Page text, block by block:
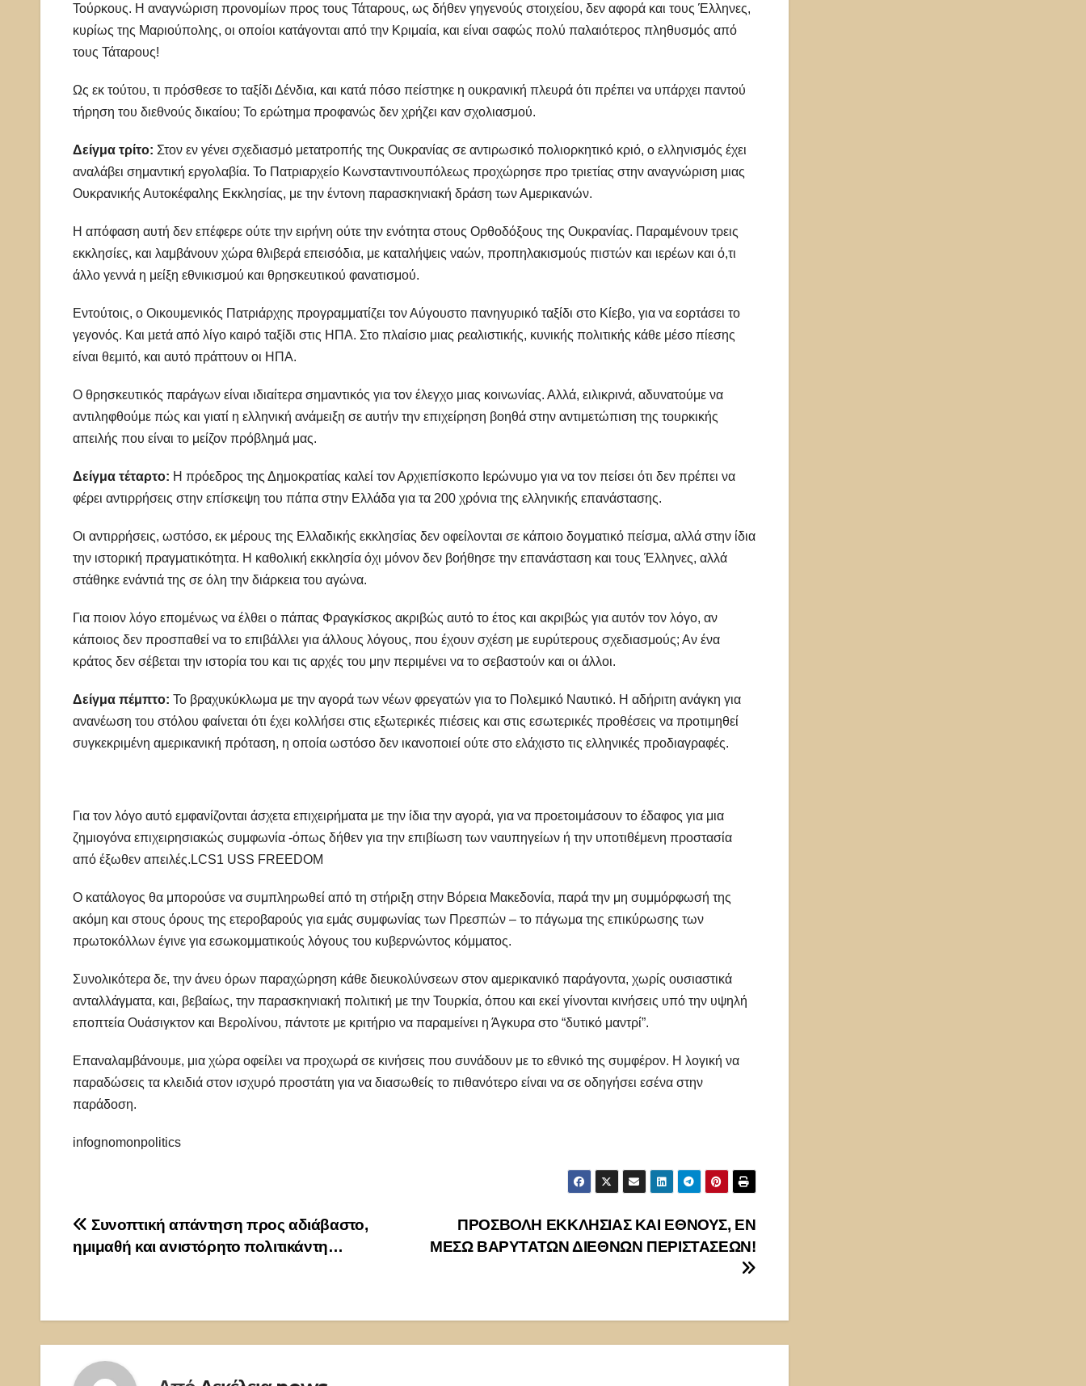
Τούρκους. Η αναγνώριση προνομίων προς τους Τάταρους, ως δήθεν γηγενούς στοιχείου, δεν αφορά και τους Έλληνες,
κυρίως της Μαριούπολης, οι οποίοι κατάγονται από την Κριμαία, και είναι σαφώς πολύ παλαιότερος πληθυσμός από
τους Τάταρους!
Ως εκ τούτου, τι πρόσθεσε το ταξίδι Δένδια, και κατά πόσο πείστηκε η ουκρανική πλευρά ότι πρέπει να υπάρχει παντού
τήρηση του διεθνούς δικαίου; Το ερώτημα προφανώς δεν χρήζει καν σχολιασμού.
Δείγμα τρίτο: Στον εν γένει σχεδιασμό μετατροπής της Ουκρανίας σε αντιρωσικό πολιορκητικό κριό, ο ελληνισμός έχει
αναλάβει σημαντική εργολαβία. Το Πατριαρχείο Κωνσταντινουπόλεως προχώρησε προ τριετίας στην αναγνώριση μιας
Ουκρανικής Αυτοκέφαλης Εκκλησίας, με την έντονη παρασκηνιακή δράση των Αμερικανών.
Η απόφαση αυτή δεν επέφερε ούτε την ειρήνη ούτε την ενότητα στους Ορθοδόξους της Ουκρανίας. Παραμένουν τρεις
εκκλησίες, και λαμβάνουν χώρα θλιβερά επεισόδια, με καταλήψεις ναών, προπηλακισμούς πιστών και ιερέων και ό,τι
άλλο γεννά η μείξη εθνικισμού και θρησκευτικού φανατισμού.
Εντούτοις, ο Οικουμενικός Πατριάρχης προγραμματίζει τον Αύγουστο πανηγυρικό ταξίδι στο Κίεβο, για να εορτάσει το
γεγονός. Και μετά από λίγο καιρό ταξίδι στις ΗΠΑ. Στο πλαίσιο μιας ρεαλιστικής, κυνικής πολιτικής κάθε μέσο πίεσης
είναι θεμιτό, και αυτό πράττουν οι ΗΠΑ.
Ο θρησκευτικός παράγων είναι ιδιαίτερα σημαντικός για τον έλεγχο μιας κοινωνίας. Αλλά, ειλικρινά, αδυνατούμε να
αντιληφθούμε πώς και γιατί η ελληνική ανάμειξη σε αυτήν την επιχείρηση βοηθά στην αντιμετώπιση της τουρκικής
απειλής που είναι το μείζον πρόβλημά μας.
Δείγμα τέταρτο: Η πρόεδρος της Δημοκρατίας καλεί τον Αρχιεπίσκοπο Ιερώνυμο για να τον πείσει ότι δεν πρέπει να
φέρει αντιρρήσεις στην επίσκεψη του πάπα στην Ελλάδα για τα 200 χρόνια της ελληνικής επανάστασης.
Οι αντιρρήσεις, ωστόσο, εκ μέρους της Ελλαδικής εκκλησίας δεν οφείλονται σε κάποιο δογματικό πείσμα, αλλά στην ίδια
την ιστορική πραγματικότητα. Η καθολική εκκλησία όχι μόνον δεν βοήθησε την επανάσταση και τους Έλληνες, αλλά
στάθηκε ενάντιά της σε όλη την διάρκεια του αγώνα.
Για ποιον λόγο επομένως να έλθει ο πάπας Φραγκίσκος ακριβώς αυτό το έτος και ακριβώς για αυτόν τον λόγο, αν
κάποιος δεν προσπαθεί να το επιβάλλει για άλλους λόγους, που έχουν σχέση με ευρύτερους σχεδιασμούς; Αν ένα
κράτος δεν σέβεται την ιστορία του και τις αρχές του μην περιμένει να το σεβαστούν και οι άλλοι.
Δείγμα πέμπτο: Το βραχυκύκλωμα με την αγορά των νέων φρεγατών για το Πολεμικό Ναυτικό. Η αδήριτη ανάγκη για
ανανέωση του στόλου φαίνεται ότι έχει κολλήσει στις εξωτερικές πιέσεις και στις εσωτερικές προθέσεις να προτιμηθεί
συγκεκριμένη αμερικανική πρόταση, η οποία ωστόσο δεν ικανοποιεί ούτε στο ελάχιστο τις ελληνικές προδιαγραφές.
Για τον λόγο αυτό εμφανίζονται άσχετα επιχειρήματα με την ίδια την αγορά, για να προετοιμάσουν το έδαφος για μια
ζημιογόνα επιχειρησιακώς συμφωνία -όπως δήθεν για την επιβίωση των ναυπηγείων ή την υποτιθέμενη προστασία
από έξωθεν απειλές.LCS1 USS FREEDOM
Ο κατάλογος θα μπορούσε να συμπληρωθεί από τη στήριξη στην Βόρεια Μακεδονία, παρά την μη συμμόρφωσή της
ακόμη και στους όρους της ετεροβαρούς για εμάς συμφωνίας των Πρεσπών – το πάγωμα της επικύρωσης των
πρωτοκόλλων έγινε για εσωκομματικούς λόγους του κυβερνώντος κόμματος.
Συνολικότερα δε, την άνευ όρων παραχώρηση κάθε διευκολύνσεων στον αμερικανικό παράγοντα, χωρίς ουσιαστικά
ανταλλάγματα, και, βεβαίως, την παρασκηνιακή πολιτική με την Τουρκία, όπου και εκεί γίνονται κινήσεις υπό την υψηλή
εποπτεία Ουάσιγκτον και Βερολίνου, πάντοτε με κριτήριο να παραμείνει η Άγκυρα στο “δυτικό μαντρί”.
Επαναλαμβάνουμε, μια χώρα οφείλει να προχωρά σε κινήσεις που συνάδουν με το εθνικό της συμφέρον. Η λογική να
παραδώσεις τα κλειδιά στον ισχυρό προστάτη για να διασωθείς το πιθανότερο είναι να σε οδηγήσει εσένα στην
παράδοση.
infognomonpolitics
Πλοήγηση
άρθρων
ΠΡΟΣΒΟΛΗ ΕΚΚΛΗΣΙΑΣ ΚΑΙ ΕΘΝΟΥΣ, ΕΝ
ΜΕΣΩ ΒΑΡΥΤΑΤΩΝ ΔΙΕΘΝΩΝ ΠΕΡΙΣΤΑΣΕΩΝ!
Συνοπτική απάντηση προς αδιάβαστο,
ημιμαθή και ανιστόρητο πολιτικάντη…